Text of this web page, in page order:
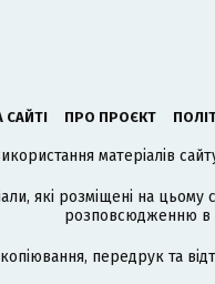
САЙТІ ПРО ПРОЄКТ
матеріалів
які розміщені на цьому
розповсюдженню в
передрук та